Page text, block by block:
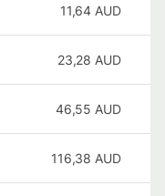
11,64 AUD
23,28 AUD
46,55 AUD
116,38 AUD